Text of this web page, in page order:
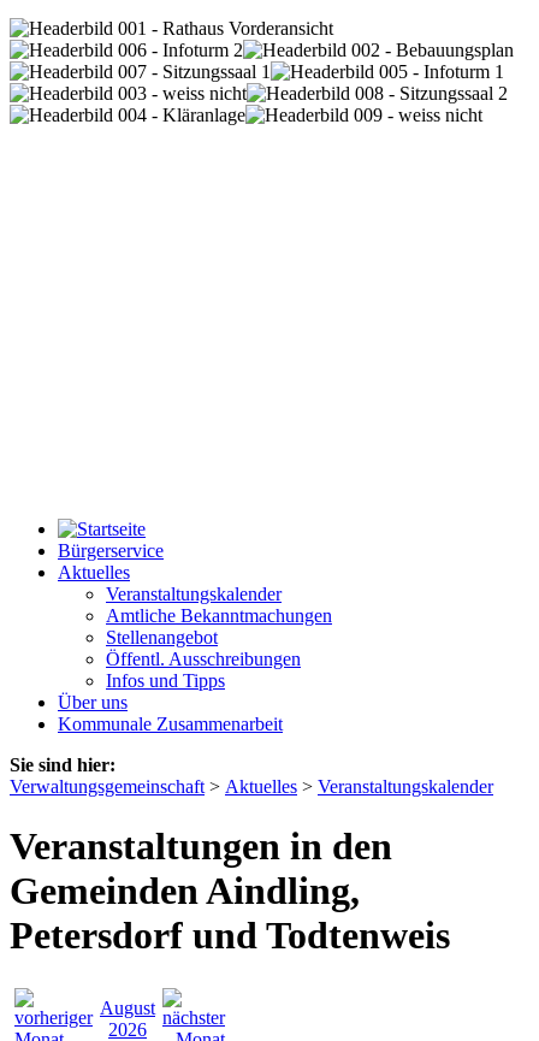
Bürgerservice
Aktuelles
Veranstaltungskalender
Amtliche Bekanntmachungen
Stellenangebot
Öffentl. Ausschreibungen
Infos und Tipps
Über uns
Kommunale Zusammenarbeit
Sie sind hier:
Verwaltungsgemeinschaft > Aktuelles > Veranstaltungskalender
Veranstaltungen in den
Gemeinden Aindling,
Petersdorf und Todtenweis
August
2026